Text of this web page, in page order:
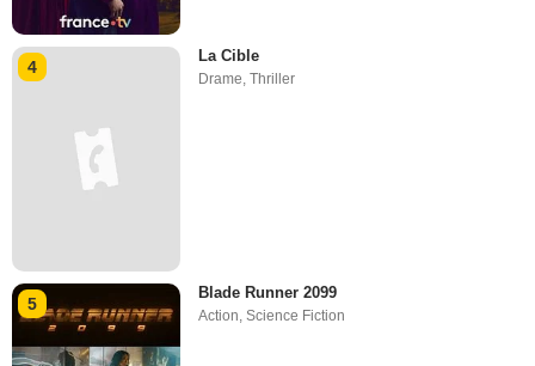
4
La Cible
Drame,Thriller
5
Blade Runner 2099
Action,Science Fiction